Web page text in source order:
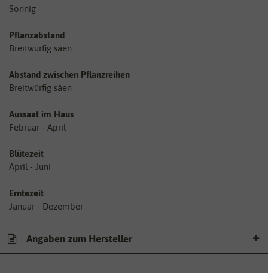
Sonnig
Pflanzabstand
Breitwürfig säen
Abstand zwischen Pflanzreihen
Breitwürfig säen
Aussaat im Haus
Februar - April
Blütezeit
April - Juni
Erntezeit
Januar - Dezember
Angaben zum Hersteller